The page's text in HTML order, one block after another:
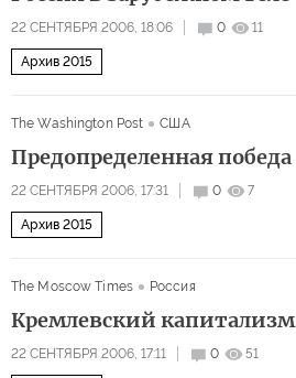
22 СЕНТЯБРЯ 2006, 18:06 0 11
Архив 2015
The Washington Post США
Предопределенная победа
22 СЕНТЯБРЯ 2006, 17:31 0 7
Архив 2015
The Moscow Times Россия
Кремлевский капитализм
22 СЕНТЯБРЯ 2006, 17:11 0 51